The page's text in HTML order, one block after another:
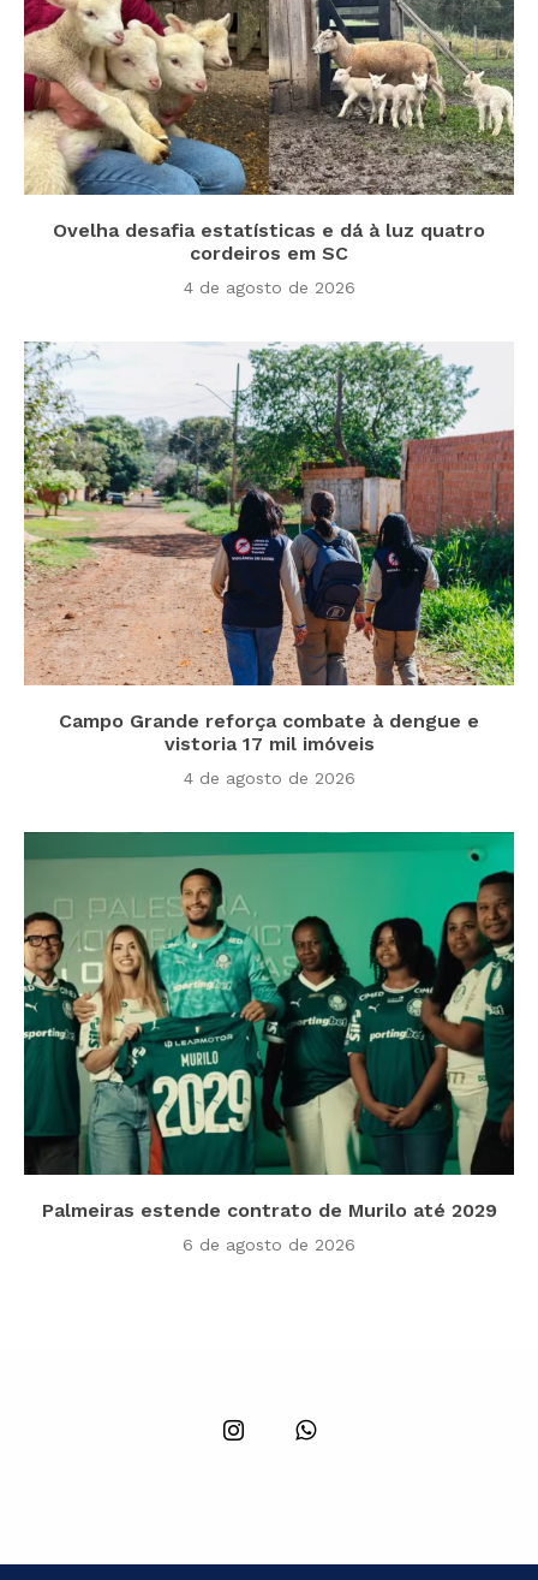
Ovelha desafia estatísticas e dá à luz quatro
cordeiros em SC
4 de agosto de 2026
Campo Grande reforça combate à dengue e
vistoria 17 mil imóveis
4 de agosto de 2026
Palmeiras estende contrato de Murilo até 2029
6 de agosto de 2026